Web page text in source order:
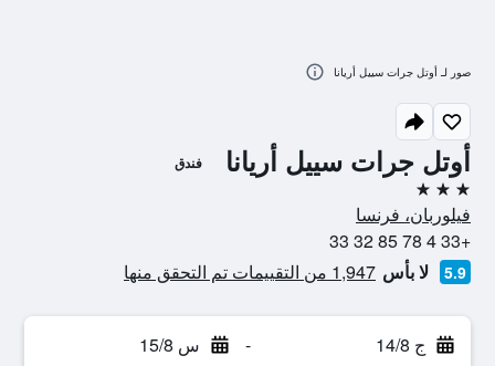
أوتل جرات سييل أريانا فندق
3 نجوم
فيلوربان، فرنسا
+33 4 78 85 32 33
5.9 لا بأس 1,947 من التقييمات تم التحقق منها
ج 14/8 - س 15/8
صور لـ أوتل جرات سييل أريانا